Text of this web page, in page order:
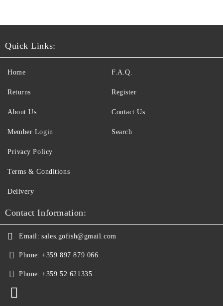
Quick Links:
Home
Returns
About Us
Member Login
F.A.Q.
Register
Contact Us
Search
Privacy Policy
Terms & Conditions
Delivery
Contact Information:
Email: sales.gofish@gmail.com
Phone: +359 897 879 066
Phone: +359 52 621335